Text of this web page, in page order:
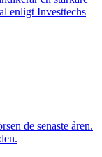
enligt Investtechs
de senaste åren.